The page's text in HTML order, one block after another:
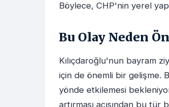
Böylece, CHP'nin yerel
Bu Olay Neden
Kılıçdaroğlu'nun bayram
için de önemli bir gelişme.
yönde etkilemesi
artırması açısından bu